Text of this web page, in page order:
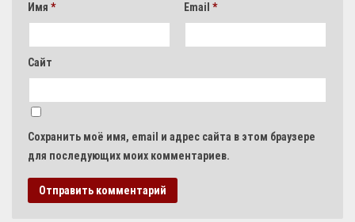
Имя * Email *
Сайт
Сохранить моё имя, email и адрес сайта в этом браузере
для последующих моих комментариев.